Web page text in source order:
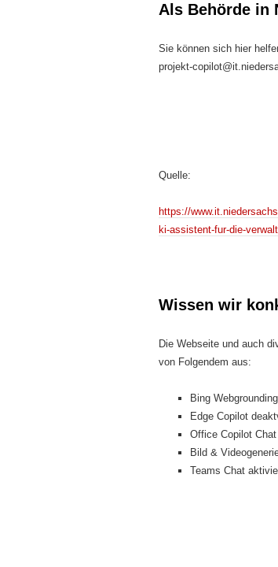
Als Behörde in
Sie können sich hier
projekt-
Quelle:
https://
ki-assistent-fur-die-
Wissen wir
Die Webseite und auch
von Folgendem aus:
Bing
Edge Copilot
Office Copilot
Bild &
Teams Chat